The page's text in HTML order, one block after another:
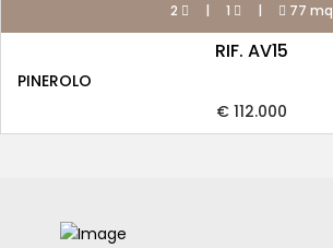
2 | 1 | 77 mq
RIF. AV15
PINEROLO
€ 112.000